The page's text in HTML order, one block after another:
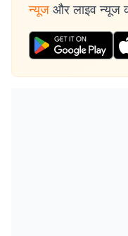
न्यूज और लाइव न्यूज